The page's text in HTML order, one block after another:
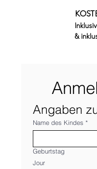
&
Angaben
Name des Kindes *
Geburtstag
Jour